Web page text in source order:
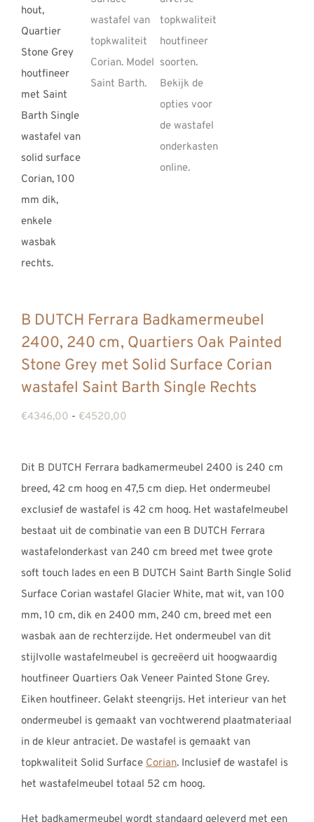
INFO
B DUTCH Ferrara Badkamermeubel
2400, 240 cm, Quartiers Oak Painted
Stone Grey met Solid Surface Corian
wastafel Saint Barth Single Rechts
€4346,00 - €4520,00
Dit B DUTCH Ferrara badkamermeubel 2400 is 240 cm
breed, 42 cm hoog en 47,5 cm diep. Het ondermeubel
exclusief de wastafel is 42 cm hoog. Het wastafelmeubel
bestaat uit de combinatie van een B DUTCH Ferrara
wastafelonderkast van 240 cm breed met twee grote
soft touch lades en een B DUTCH Saint Barth Single Solid
Surface Corian wastafel Glacier White, mat wit, van 100
mm, 10 cm, dik en 2400 mm, 240 cm, breed met een
wasbak aan de rechterzijde. Het ondermeubel van dit
stijlvolle wastafelmeubel is gecreëerd uit hoogwaardig
houtfineer Quartiers Oak Veneer Painted Stone Grey.
Eiken houtfineer. Gelakt steengrijs. Het interieur van het
ondermeubel is gemaakt van vochtwerend plaatmateriaal
in de kleur antraciet. De wastafel is gemaakt van
topkwaliteit Solid Surface Corian. Inclusief de wastafel is
het wastafelmeubel totaal 52 cm hoog.